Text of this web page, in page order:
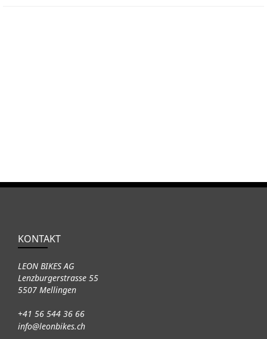
KONTAKT
LEON BIKES AG
Lenzburgerstrasse 55
5507 Mellingen
+41 56 544 36 66
info@leonbikes.ch